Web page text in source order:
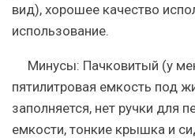
вид), хорошее качество
использование.
Минусы: Пачковитый (у
пятилитровая емкость под
заполняется, нет ручки для
емкости, тонкие крышка и